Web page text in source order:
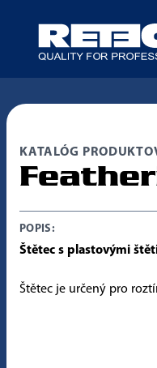
KATALÓG
POPIS:
Štětec s plastovými
Štětec je určený pro